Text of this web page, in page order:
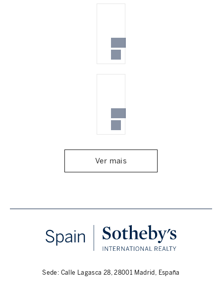
Ver mais
Sede: Calle Lagasca 28, 28001 Madrid, España